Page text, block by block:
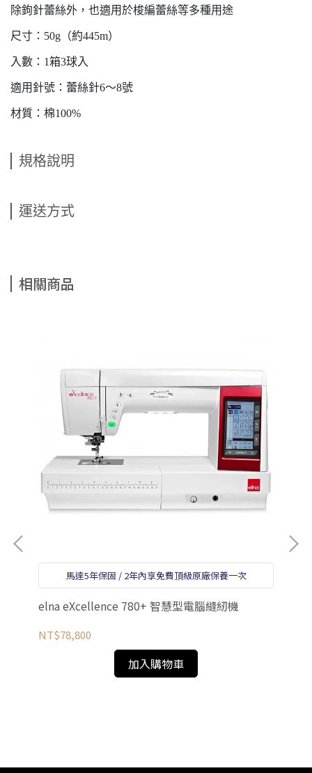
除鉤針蕾絲外，也適用於梭編蕾絲等多種用途
尺寸：50g（約445m）
入數：1箱3球入
適用針號：蕾絲針6～8號
材質：棉100%
規格說明
運送方式
相關商品
馬達5年保固 / 2年內享免費頂級原廠保養一次
elna eXcellence 780+ 智慧型電腦縫紉機
NT$78,800
加入購物車